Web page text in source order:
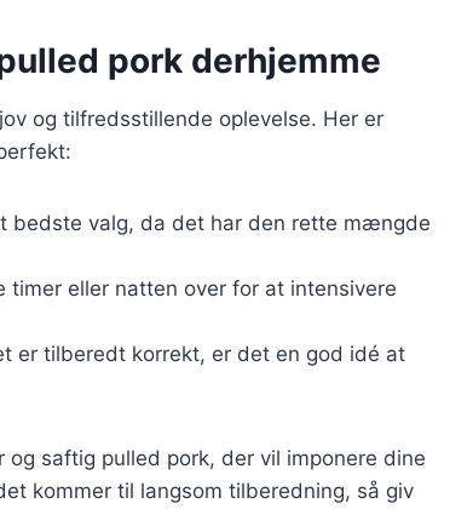
pork derhjemme
og tilfredsstillende oplevelse. Her er
bedste valg, da det har den rette mængde
timer eller natten over for at intensivere
er tilberedt korrekt, er det en god idé at
saftig pulled pork, der vil imponere dine
kommer til langsom tilberedning, så giv